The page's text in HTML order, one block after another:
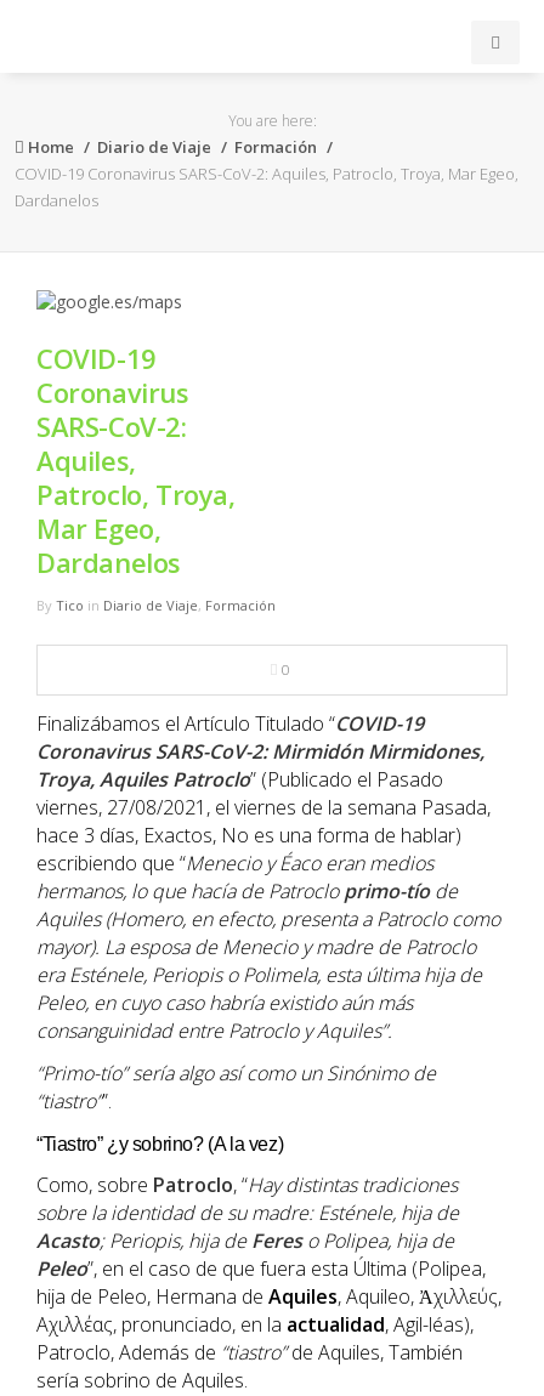
ACB
FEB
FIBA
OTROS
FORMACIÓN
NBA
MULTIMEDIA
You are here:
Home Diario de Viaje
Formación
COVID-19 Coronavirus SARS-CoV-2: Aquiles, Patroclo, Troya, Mar Egeo,
Dardanelos
COVID-19
Coronavirus
SARS-CoV-2:
Aquiles,
Patroclo, Troya,
Mar Egeo,
Dardanelos
By Tico in Diario de Viaje, Formación
0
Finalizábamos el Artículo Titulado “COVID-19
Coronavirus SARS-CoV-2: Mirmidón Mirmidones,
Troya, Aquiles Patroclo” (Publicado el Pasado
viernes, 27/08/2021, el viernes de la semana Pasada,
hace 3 días, Exactos, No es una forma de hablar)
escribiendo que “Menecio y Éaco eran medios
hermanos, lo que hacía de Patrocloprimo-tíode
Aquiles (Homero, en efecto, presenta a Patroclo como
mayor). La esposa de Menecio y madre de Patroclo
era Esténele, Periopis o Polimela, esta última hija de
Peleo, en cuyo caso habría existido aún más
consanguinidad entre Patroclo y Aquiles”.
“Primo-tío” sería algo así como un Sinónimo de
“tiastro””.
“Tiastro” ¿y sobrino? (A la vez)
Como, sobre Patroclo, “Hay distintas tradiciones
sobre la identidad de su madre: Esténele, hija de
Acasto; Periopis, hija deFereso Polipea, hija de
Peleo”, en el caso de que fuera esta Última (Polipea,
hija de Peleo, Hermana de Aquiles, Aquileo, Ἀχιλλεύς,
Αχιλλέας, pronunciado, en la actualidad, Agil-léas),
Patroclo, Además de “tiastro”de Aquiles, También
sería sobrino de Aquiles.